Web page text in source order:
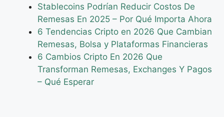
Stablecoins Podrían Reducir Costos De
Remesas En 2025 – Por Qué Importa Ahora
6 Tendencias Cripto en 2026 Que Cambian
Remesas, Bolsa y Plataformas Financieras
6 Cambios Cripto En 2026 Que
Transforman Remesas, Exchanges Y Pagos
– Qué Esperar